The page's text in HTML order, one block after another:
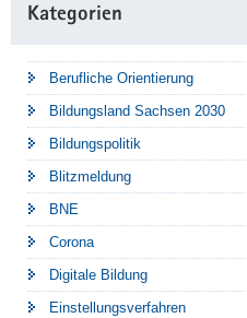
Kategorien
Berufliche Orientierung
Bildungsland Sachsen 2030
Bildungspolitik
Blitzmeldung
BNE
Corona
Digitale Bildung
Einstellungsverfahren